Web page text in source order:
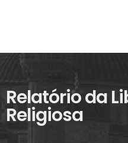
Relatório da
Religiosa